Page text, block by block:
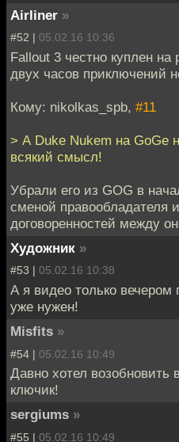
Airliner »
#52 | 05.02.16 10:36
Fallout 3 честно куплен
двух часов приключений
Кому: nikolkas_spb, #11
> А Duke Nukem на GoGe
всякий смысл!
Убрали его из GOG в
сменой правообладателя
договоренностей между
Художник »
#53 | 05.02.16 10:38
А я видео только
уже нужен!
Misfits »
#54 | 05.02.16 10:49
Давно хотел возобновить
ключик!
sergiums »
#55 | 05.02.16 10:49